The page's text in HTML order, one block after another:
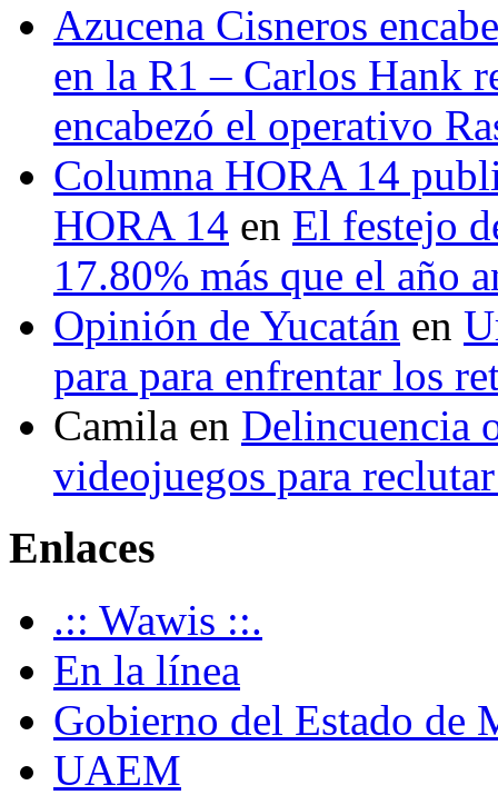
Azucena Cisneros
en la R1 – Carlos Hank
encabezó el operativo
Columna HORA 14
HORA 14 en El festejo
17.80% más que el año
Opinión de Yucatán en
para para enfrentar los
Camila en Delincuencia
videojuegos para
Enlaces
.:: Wawis ::.
En la línea
Gobierno del Estado de
UAEM